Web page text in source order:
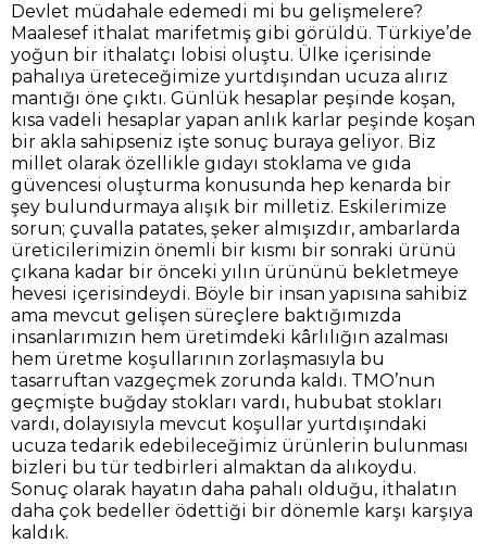
Devlet müdahale edemedi mi bu gelişmelere?
Maalesef ithalat marifetmiş gibi görüldü. Türkiye’de
yoğun bir ithalatçı lobisi oluştu. Ülke içerisinde
pahalıya üreteceğimize yurtdışından ucuza alırız
mantığı öne çıktı. Günlük hesaplar peşinde koşan,
kısa vadeli hesaplar yapan anlık karlar peşinde koşan
bir akla sahipseniz işte sonuç buraya geliyor. Biz
millet olarak özellikle gıdayı stoklama ve gıda
güvencesi oluşturma konusunda hep kenarda bir
şey bulundurmaya alışık bir milletiz. Eskilerimize
sorun; çuvalla patates, şeker almışızdır, ambarlarda
üreticilerimizin önemli bir kısmı bir sonraki ürünü
çıkana kadar bir önceki yılın ürününü bekletmeye
hevesi içerisindeydi. Böyle bir insan yapısına sahibiz
ama mevcut gelişen süreçlere baktığımızda
insanlarımızın hem üretimdeki kârlılığın azalması
hem üretme koşullarının zorlaşmasıyla bu
tasarruftan vazgeçmek zorunda kaldı. TMO’nun
geçmişte buğday stokları vardı, hububat stokları
vardı, dolayısıyla mevcut koşullar yurtdışındaki
ucuza tedarik edebileceğimiz ürünlerin bulunması
bizleri bu tür tedbirleri almaktan da alıkoydu.
Sonuç olarak hayatın daha pahalı olduğu, ithalatın
daha çok bedeller ödettiği bir dönemle karşı karşıya
kaldık.